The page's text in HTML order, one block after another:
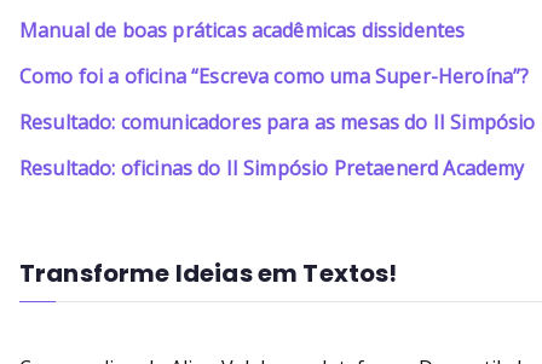
Manual de boas práticas acadêmicas dissidentes
Como foi a oficina “Escreva como uma Super-Heroína”?
Resultado: comunicadores para as mesas do II
Resultado: oficinas do II Simpósio Pretaenerd Academy
Transforme Ideias em Textos!